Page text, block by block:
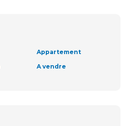
Appartement
A vendre